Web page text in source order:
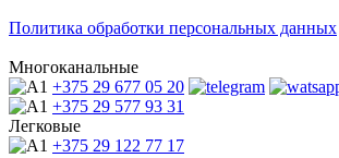
Политика обработки персональных данных
Многоканальные
+375 29 677 05 20
+375 29 577 93 31
Легковые
+375 29 122 77 17